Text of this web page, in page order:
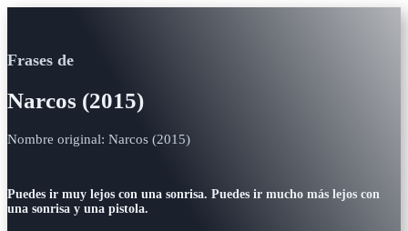
Frases de
Narcos (2015)
Nombre original: Narcos (2015)
Puedes ir muy lejos con una sonrisa. Puedes ir mucho más lejos con
una sonrisa y una pistola.